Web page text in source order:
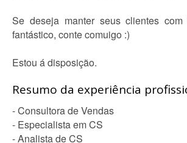
Se deseja manter seus clientes com
fantástico, conte comuigo :)
Estou á disposição.
Resumo da experiência
- Consultora de Vendas
- Especialista em CS
- Analista de CS